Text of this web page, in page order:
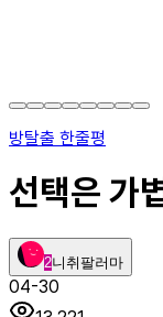
방탈출 한줄평
선택은 가
2니취팔러마
04-30